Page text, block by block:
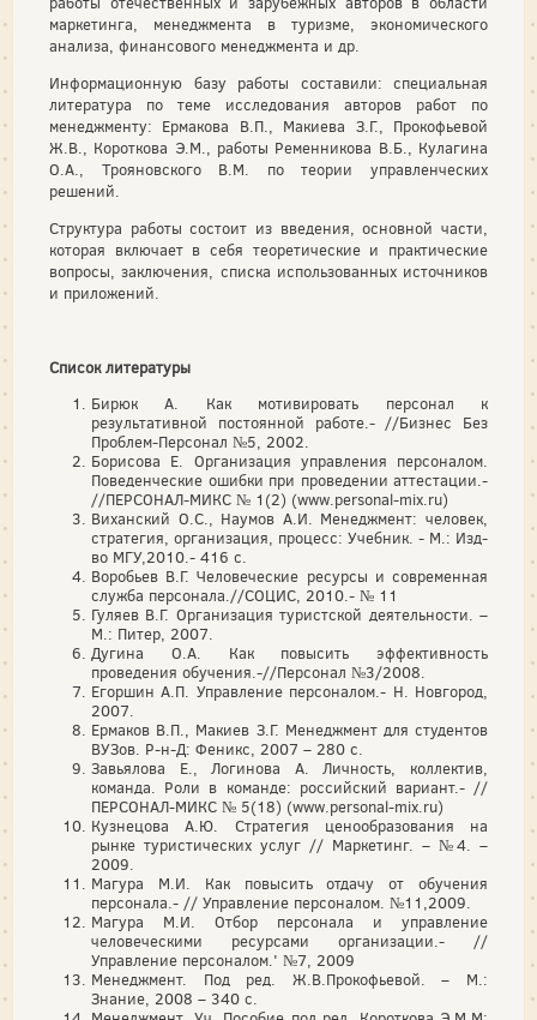
маркетинга, менеджмента в туризме, экономического
анализа, финансового менеджмента и др.
Информационную базу работы составили: специальная
литература по теме исследования авторов работ по
менеджменту: Ермакова В.П., Макиева З.Г., Прокофьевой
Ж.В., Короткова Э.М., работы Ременникова В.Б., Кулагина
О.А., Трояновского В.М. по теории управленческих
решений.
Структура работы состоит из введения, основной части,
которая включает в себя теоретические и практические
вопросы, заключения, списка использованных источников
и приложений.
Список литературы
Бирюк А. Как мотивировать персонал к
результативной постоянной работе.- //Бизнес Без
Проблем-Персонал №5, 2002.
Борисова Е. Организация управления персоналом.
Поведенческие ошибки при проведении аттестации.-
//ПЕРСОНАЛ-МИКС № 1(2) (www.personal-mix.ru)
Виханский О.С., Наумов А.И. Менеджмент: человек,
стратегия, организация, процесс: Учебник. - М.: Изд-
во МГУ,2010.- 416 с.
Воробьев В.Г. Человеческие ресурсы и современная
служба персонала.//СОЦИС, 2010.- № 11
Гуляев В.Г. Организация туристской деятельности. –
М.: Питер, 2007.
Дугина О.А. Как повысить эффективность
проведения обучения.-//Персонал №3/2008.
Егоршин А.П. Управление персоналом.- Н. Новгород,
2007.
Ермаков В.П., Макиев З.Г. Менеджмент для студентов
ВУЗов. Р-н-Д: Феникс, 2007 – 280 с.
Завьялова Е., Логинова А. Личность, коллектив,
команда. Роли в команде: российский вариант.- //
ПЕРСОНАЛ-МИКС № 5(18) (www.personal-mix.ru)
Кузнецова А.Ю. Стратегия ценообразования на
рынке туристических услуг // Маркетинг. – №4. –
2009.
Магура М.И. Как повысить отдачу от обучения
персонала.- // Управление персоналом. №11,2009.
Магура М.И. Отбор персонала и управление
человеческими ресурсами организации.- //
Управление персоналом.' №7, 2009
Менеджмент. Под ред. Ж.В.Прокофьевой. – М.:
Знание, 2008 – 340 с.